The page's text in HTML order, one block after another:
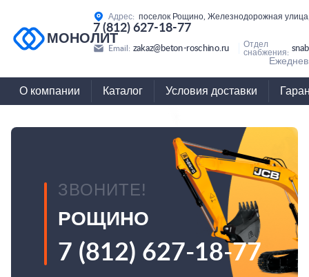
МОНОЛИТ
Адрес: поселок Рощино, Железнодорожная
7 (812) 627-18-77
Email: zakaz@beton-roschino.ru
Отдел
снабжения:
О компании Каталог Условия доставки
ЗВОНИТЕ!
РОЩИНО
7 (812) 627-18-77